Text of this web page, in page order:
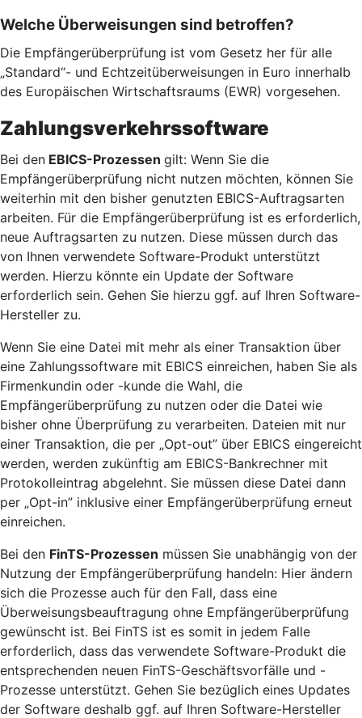
Welche Überweisungen sind betroffen?
Die Empfängerüberprüfung ist vom Gesetz her für alle
„Standard“- und Echtzeitüberweisungen in Euro innerhalb
des Europäischen Wirtschaftsraums (EWR) vorgesehen.
Zahlungsverkehrssoftware
Bei den EBICS-Prozessen gilt: Wenn Sie die
Empfängerüberprüfung nicht nutzen möchten, können Sie
weiterhin mit den bisher genutzten EBICS-Auftragsarten
arbeiten. Für die Empfängerüberprüfung ist es erforderlich,
neue Auftragsarten zu nutzen. Diese müssen durch das
von Ihnen verwendete Software-Produkt unterstützt
werden. Hierzu könnte ein Update der Software
erforderlich sein. Gehen Sie hierzu ggf. auf Ihren Software-
Hersteller zu.
Wenn Sie eine Datei mit mehr als einer Transaktion über
eine Zahlungssoftware mit EBICS einreichen, haben Sie als
Firmenkundin oder -kunde die Wahl, die
Empfängerüberprüfung zu nutzen oder die Datei wie
bisher ohne Überprüfung zu verarbeiten. Dateien mit nur
einer Transaktion, die per „Opt-out” über EBICS eingereicht
werden, werden zukünftig am EBICS-Bankrechner mit
Protokolleintrag abgelehnt. Sie müssen diese Datei dann
per „Opt-in” inklusive einer Empfängerüberprüfung erneut
einreichen.
Bei den FinTS-Prozessen müssen Sie unabhängig von der
Nutzung der Empfängerüberprüfung handeln: Hier ändern
sich die Prozesse auch für den Fall, dass eine
Überweisungsbeauftragung ohne Empfängerüberprüfung
gewünscht ist. Bei FinTS ist es somit in jedem Falle
erforderlich, dass das verwendete Software-Produkt die
entsprechenden neuen FinTS-Geschäftsvorfälle und -
Prozesse unterstützt. Gehen Sie bezüglich eines Updates
der Software deshalb ggf. auf Ihren Software-Hersteller